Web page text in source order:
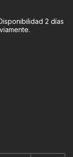
2 días